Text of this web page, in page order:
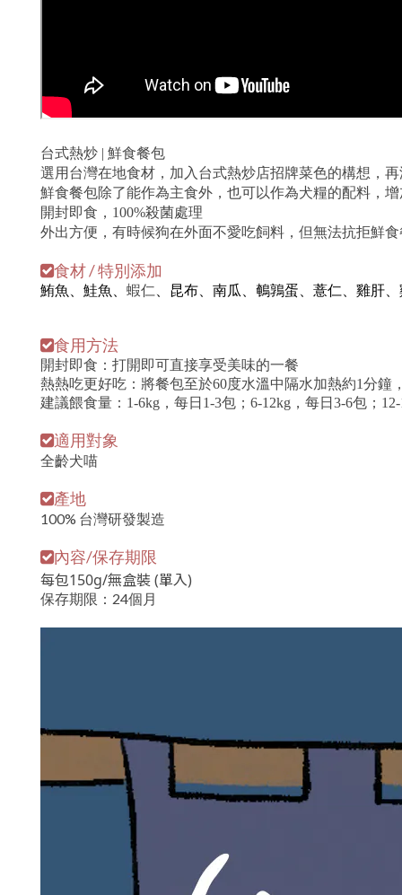
台式熱炒 | 鮮食餐包
選用台灣在地食材，加入台式熱炒店招牌菜色的構想，
鮮食餐包除了能作為主食外，也可以作為犬糧的配料，
開封即食，100%殺菌處理
外出方便，有時候狗在外面不愛吃飼料，但無法抗拒鮮
食材 / 特別添加
鮪魚、鮭魚、 蝦仁 、昆布、南瓜、鵪鶉蛋、薏仁、雞肝
食用方法
開封即食：打開即可直接享受美味的一餐
熱熱吃更好吃：將餐包至於60度水溫中隔水加熱約1分鐘
建議餵食量：1-6kg，每日1-3包； 6-12kg，每日3-6包 ；
適用對象
全齡犬喵
產地
100% 台灣研發製造
內容/保存期限
每包150g/無盒裝 (單入)
保存期限：24個月